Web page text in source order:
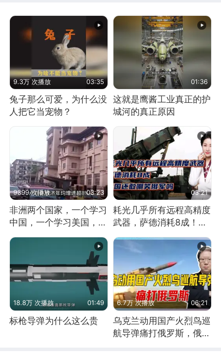
9.3万 次播放 03:35
兔子那么可爱，为什么没
人把它当宠物？
01:36
这就是鹰酱工业真正的护
城河的真正原因
9399 次播放 03:23
非洲两个国家，一个学习
中国，一个学习美国，结
03:21
耗光几乎所有远程高精度
武器，萨德消耗8成！美
18.8万 次播放 01:49
标枪导弹为什么这么贵
6.7万 次播放 06:21
乌克兰动用国产火烈鸟巡
航导弹痛打俄罗斯，俄军